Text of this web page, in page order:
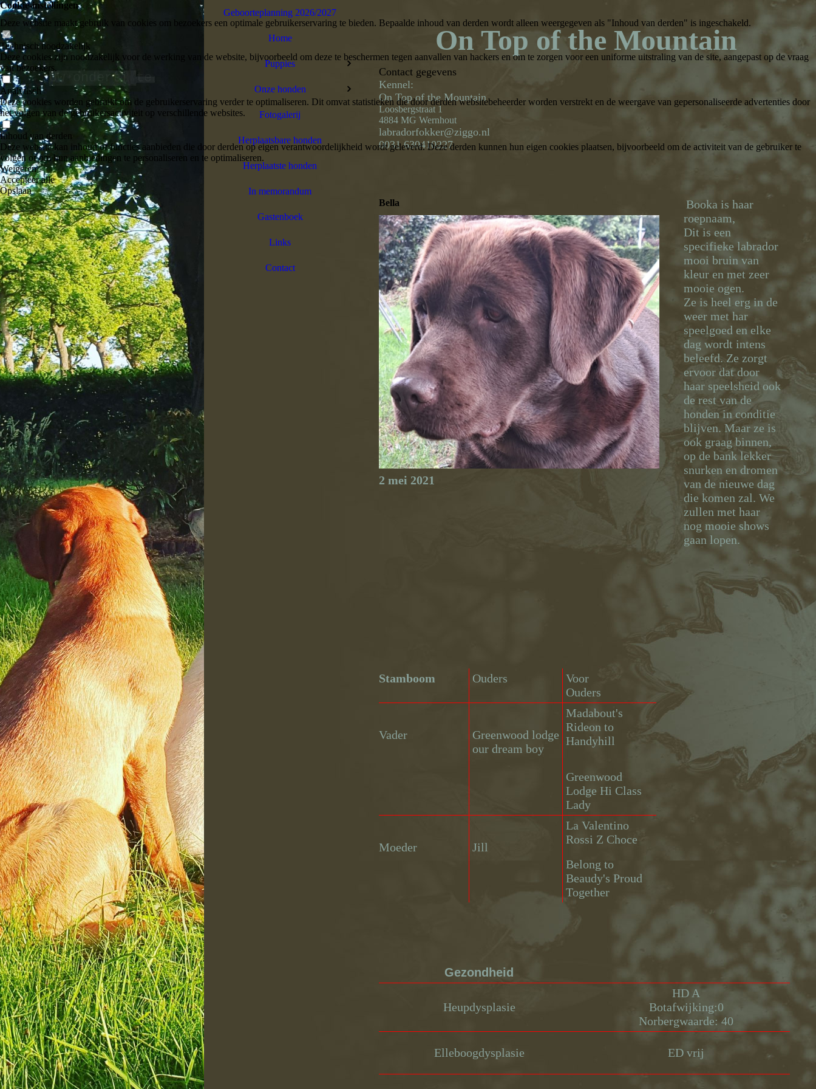
Uw onderti te
Geboorteplanning 2026/2027
Home
Puppies
Onze honden
Fotogalerij
Herplaatsbare honden
Herplaatste honden
In memorandum
Gastenboek
Links
Contact
On Top of the Mountain
Contact gegevens
Kennel:
On Top of the Mountain
Loosbergstraat 1
4884 MG Wernhout
labradorfokker@ziggo.nl
0031 630410227
Bella
2 mei 2021
Stamboom Ouders
Voor
Ouders
Vader
Greenwood lodge
our dream boy
Madabout's
Rideon to
Handyhill
Greenwood
Lodge Hi Class
Lady
Moeder Jill
La Valentino
Rossi Z Choce
Belong to
Beaudy's Proud
Together
Booka is haar
roepnaam,
Dit is een
specifieke labrador
mooi bruin van
kleur en met zeer
mooie ogen.
Ze is heel erg in de
weer met har
speelgoed en elke
dag wordt intens
beleefd. Ze zorgt
ervoor dat door
haar speelsheid ook
de rest van de
honden in conditie
blijven. Maar ze is
ook graag binnen,
op de bank lekker
snurken en dromen
van de nieuwe dag
die komen zal. We
zullen met haar
nog mooie shows
gaan lopen.
Gezondheid
Heupdysplasie
HD A
Botafwijking:0
Norbergwaarde: 40
Elleboogdysplasie ED vrij
Cookie-instellingen
Deze website maakt gebruik van cookies om bezoekers een optimale gebruikerservaring te bieden. Bepaalde inhoud van derden wordt alleen weergegeven als "Inhoud van derden" is ingeschakeld.
Technisch noodzakelijk
Deze cookies zijn noodzakelijk voor de werking van de website, bijvoorbeeld om deze te beschermen tegen aanvallen van hackers en om te zorgen voor een uniforme uitstraling van de site, aangepast op de vraag
van bezoekers.
Analytisch
Deze cookies worden gebruikt om de gebruikerservaring verder te optimaliseren. Dit omvat statistieken die door derden websitebeheerder worden verstrekt en de weergave van gepersonaliseerde advertenties door
het volgen van de gebruikersactiviteit op verschillende websites.
Inhoud van derden
Deze website kan inhoud of functies aanbieden die door derden op eigen verantwoordelijkheid wordt geleverd. Deze derden kunnen hun eigen cookies plaatsen, bijvoorbeeld om de activiteit van de gebruiker te
volgen of om hun aanbiedingen te personaliseren en te optimaliseren.
Weigeren
Accepteer alle
Opslaan